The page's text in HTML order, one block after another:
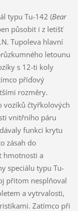
typu Tu-142 (Bear
působit i z letišť
Tupoleva hlavní
letounu
s 12-ti koly
příďový
rozměry.
vozíků čtyřkolových
vnitřního páru
funkci krytu
zásah do
hmotnosti a
speciálu typu Tu-
přitom nesplňoval
a vytrvalosti,
Zatímco při